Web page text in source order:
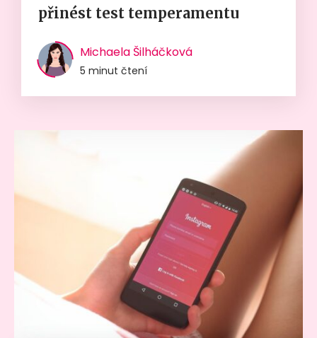
přinést test temperamentu
Michaela Šilháčková
5 minut čtení